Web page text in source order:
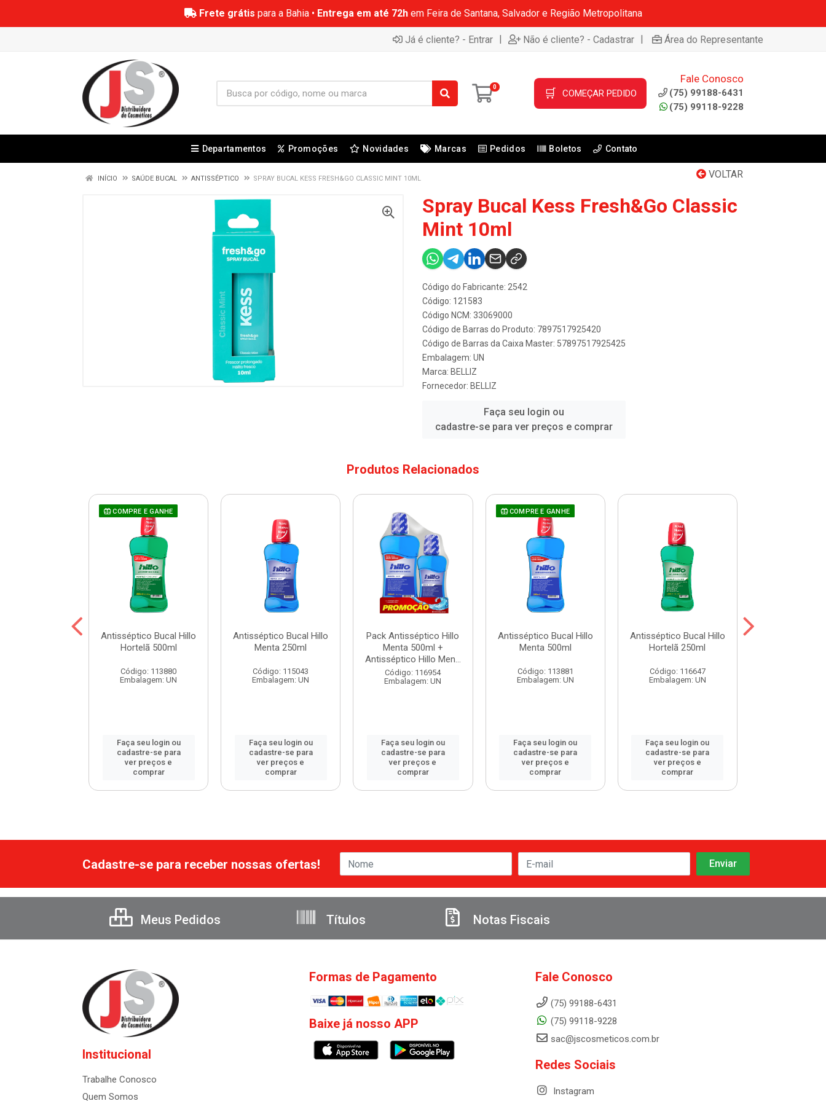
Frete grátis para a Bahia • Entrega em até 72hem Feira de Santana, Salvador e Região Metropolitana
Já é cliente? - Entrar | Não é cliente? - Cadastrar | Área do Representante
0 🛒 COMEÇAR PEDIDO
Fale Conosco
(75) 99188-6431
(75) 99118-9228
Departamentos Promoções Novidades Marcas Pedidos Boletos Contato
VOLTAR
INÍCIO SAÚDE BUCAL ANTISSÉPTICO SPRAY BUCAL KESS FRESH&GO CLASSIC MINT 10ML
Spray Bucal Kess Fresh&Go Classic
Mint 10ml
Código do Fabricante: 2542
Código: 121583
Código NCM: 33069000
Código de Barras do Produto: 7897517925420
Código de Barras da Caixa Master: 57897517925425
Embalagem: UN
Marca: BELLIZ
Fornecedor: BELLIZ
Faça seu login ou
cadastre-se para ver preços e comprar
Produtos Relacionados
COMPRE E GANHE
Antisséptico Bucal Hillo
Hortelã 500ml
Código: 113880
Embalagem: UN
Faça seu login ou
cadastre-se para
ver preços e
comprar
Antisséptico Bucal Hillo
Menta 250ml
Código: 115043
Embalagem: UN
Faça seu login ou
cadastre-se para
ver preços e
comprar
Pack Antisséptico Hillo
Menta 500ml +
Antisséptico Hillo Men...
Código: 116954
Embalagem: UN
Faça seu login ou
cadastre-se para
ver preços e
comprar
COMPRE E GANHE
Antisséptico Bucal Hillo
Menta 500ml
Código: 113881
Embalagem: UN
Faça seu login ou
cadastre-se para
ver preços e
comprar
Antisséptico Bucal Hillo
Hortelã 250ml
Código: 116647
Embalagem: UN
Faça seu login ou
cadastre-se para
ver preços e
comprar
Cadastre-se para receber nossas ofertas!
Meus Pedidos Títulos Notas Fiscais
Institucional
Trabalhe Conosco
Quem Somos
Formas de Pagamento
Baixe já nosso APP
Fale Conosco
(75) 99188-6431
(75) 99118-9228
sac@jscosmeticos.com.br
Redes Sociais
Instagram